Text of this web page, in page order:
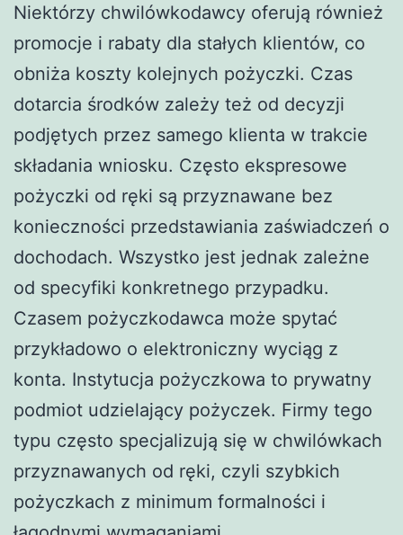
Niektórzy chwilówkodawcy oferują również
promocje i rabaty dla stałych klientów, co
obniża koszty kolejnych pożyczki. Czas
dotarcia środków zależy też od decyzji
podjętych przez samego klienta w trakcie
składania wniosku. Często ekspresowe
pożyczki od ręki są przyznawane bez
konieczności przedstawiania zaświadczeń o
dochodach. Wszystko jest jednak zależne
od specyfiki konkretnego przypadku.
Czasem pożyczkodawca może spytać
przykładowo o elektroniczny wyciąg z
konta. Instytucja pożyczkowa to prywatny
podmiot udzielający pożyczek. Firmy tego
typu często specjalizują się w chwilówkach
przyznawanych od ręki, czyli szybkich
pożyczkach z minimum formalności i